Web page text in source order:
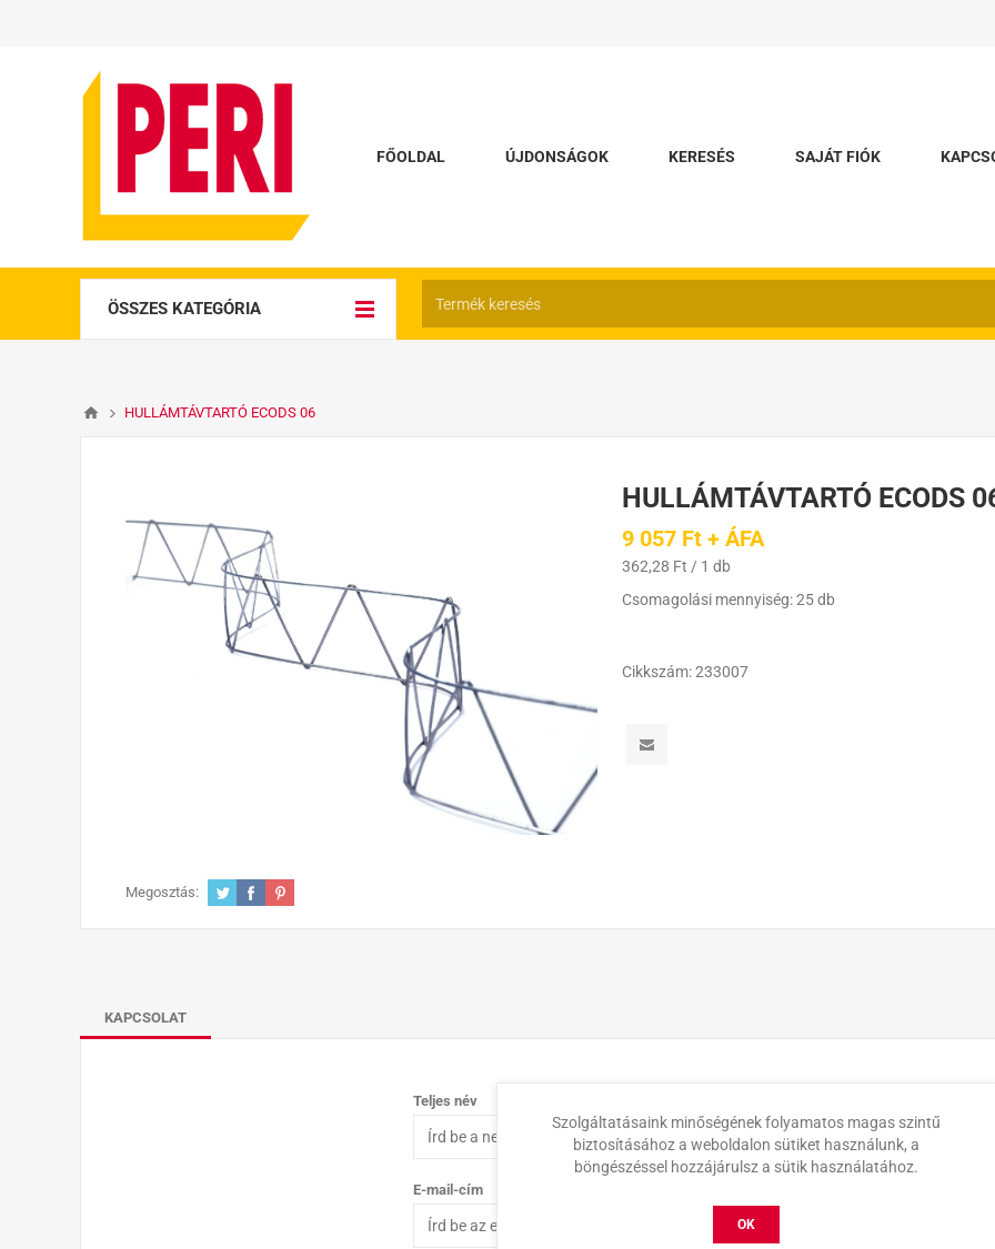
FŐOLDAL ÚJDONSÁGOK KERESÉS SAJÁT FIÓK
ÖSSZES KATEGÓRIA
HULLÁMTÁVTARTÓ ECODS 06
HULLÁMTÁVTARTÓ ECODS
9 057 Ft + ÁFA
362,28 Ft / 1 db
Csomagolási mennyiség: 25 db
Cikkszám: 233007
Megosztás:
KAPCSOLAT
Teljes név
E-mail-cím
Szolgáltatásaink minőségének folyamatos magas szintű
biztosításához a weboldalon sütiket használunk, a
böngészéssel hozzájárulsz a sütik használatához.
OK